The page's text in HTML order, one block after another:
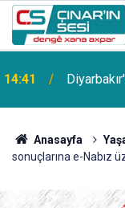
14:41
Anasayfa
sonuçlarına e-Nabız